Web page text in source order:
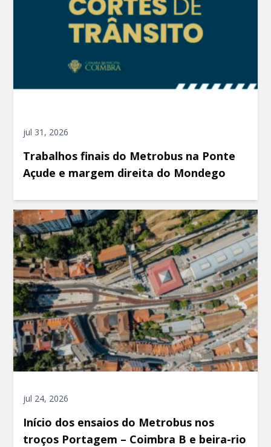
jul 31, 2026
Trabalhos finais do Metrobus na Ponte
Açude e margem direita do Mondego
jul 24, 2026
Início dos ensaios do Metrobus nos
troços Portagem – Coimbra B e beira-rio